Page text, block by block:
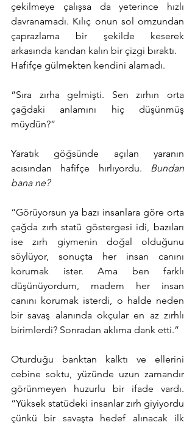
çekilmeye çalışsa da yeterince hızlı
davranamadı. Kılıç onun sol omzundan
çaprazlama bir şekilde keserek
arkasında kandan kalın bir çizgi bıraktı.
Hafifçe gülmekten kendini alamadı.
“Sıra zırha gelmişti. Sen zırhın orta
çağdaki anlamını hiç düşünmüş
müydün?”
Yaratık göğsünde açılan yaranın
acısından hafifçe hırlıyordu. Bundan
bana ne?
“Görüyorsun ya bazı insanlara göre orta
çağda zırh statü göstergesi idi, bazıları
ise zırh giymenin doğal olduğunu
söylüyor, sonuçta her insan canını
korumak ister. Ama ben farklı
düşünüyordum, madem her insan
canını korumak isterdi, o halde neden
bir savaş alanında okçular en az zırhlı
birimlerdi? Sonradan aklıma dank etti.”
Oturduğu banktan kalktı ve ellerini
cebine soktu, yüzünde uzun zamandır
görünmeyen huzurlu bir ifade vardı.
“Yüksek statüdeki insanlar zırh giyiyordu
çünkü bir savaşta hedef alınacak ilk